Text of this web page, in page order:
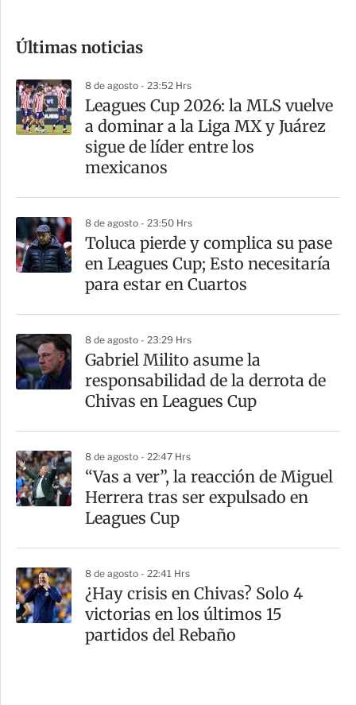
m
a
r
t
Últimas noticias
8 de agosto - 23:52 Hrs
Leagues Cup 2026: la MLS vuelve
a dominar a la Liga MX y Juárez
sigue de líder entre los
mexicanos
8 de agosto - 23:50 Hrs
Toluca pierde y complica su pase
en Leagues Cup; Esto necesitaría
para estar en Cuartos
8 de agosto - 23:29 Hrs
Gabriel Milito asume la
responsabilidad de la derrota de
Chivas en Leagues Cup
8 de agosto - 22:47 Hrs
“Vas a ver”, la reacción de Miguel
Herrera tras ser expulsado en
Leagues Cup
8 de agosto - 22:41 Hrs
¿Hay crisis en Chivas? Solo 4
victorias en los últimos 15
partidos del Rebaño